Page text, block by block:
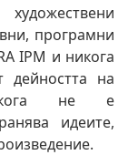
програмни
IPM и никога
дейността на
не е
идеите,